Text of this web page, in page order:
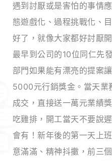
遇到討厭或是害怕的事情
態遊戲化、過程挑戰化、
好了，就像大家都好討厭
最早到公司的10位同仁先
部門如果能有漂亮的提案
5000元行銷獎金。當天業
成交，直接送一萬元業績
吃雞排，開工當天不要說
會有！新年後的第一天上
意滿滿、精神抖擻，前三